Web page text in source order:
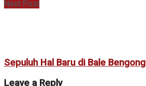
Next Post
Sepuluh Hal Baru di Bale Bengong
Leave a Reply